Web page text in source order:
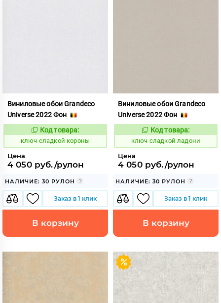
Виниловые обои Grandeco
Universe 2022 Фон
Код:
683288
Код товара:
ключ сладкой короны
Цена
4 050 руб./рулон
НАЛИЧИЕ: 30 РУЛОН
Заказ в 1 клик
В корзину
Виниловые обои Grandeco
Universe 2022 Фон
Код:
683292
Код товара:
ключ сладкой ладони
Цена
4 050 руб./рулон
НАЛИЧИЕ: 30 РУЛОН
Заказ в 1 клик
В корзину